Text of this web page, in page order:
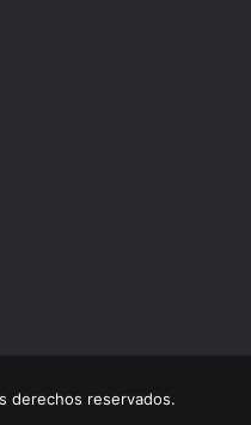
derechos reservados.